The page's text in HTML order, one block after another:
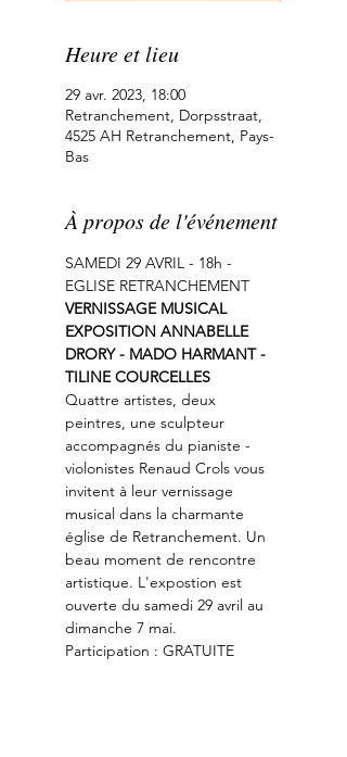
Heure et lieu
29 avr. 2023, 18:00
Retranchement, Dorpsstraat,
4525 AH Retranchement, Pays-
Bas
À propos de l'événement
SAMEDI 29 AVRIL - 18h -
EGLISE RETRANCHEMENT
VERNISSAGE MUSICAL
EXPOSITION ANNABELLE
DRORY - MADO HARMANT -
TILINE COURCELLES
Quattre artistes, deux
peintres, une sculpteur
accompagnés du pianiste -
violonistes Renaud Crols vous
invitent à leur vernissage
musical dans la charmante
église de Retranchement. Un
beau moment de rencontre
artistique. L'expostion est
ouverte du samedi 29 avril au
dimanche 7 mai.
Participation : GRATUITE